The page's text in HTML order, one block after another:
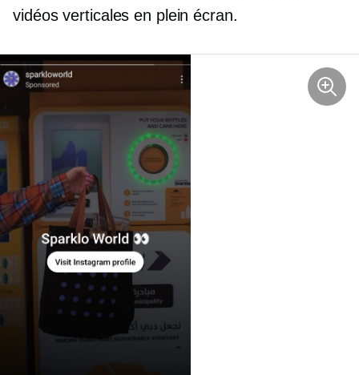
vidéos verticales en plein écran.